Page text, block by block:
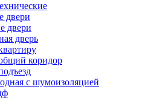
двери
двери
дверь
коридор
с шумоизоляцией